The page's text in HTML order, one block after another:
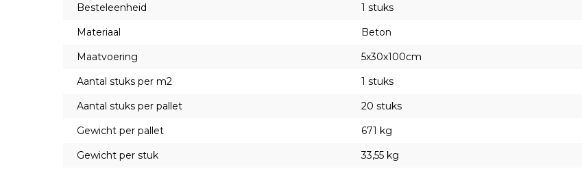
Besteleenheid
1 stuks
Materiaal
Beton
Maatvoering
5x30x100cm
Aantal stuks per m2
1 stuks
Aantal stuks per pallet
20 stuks
Gewicht per pallet
671 kg
Gewicht per stuk
33,55 kg